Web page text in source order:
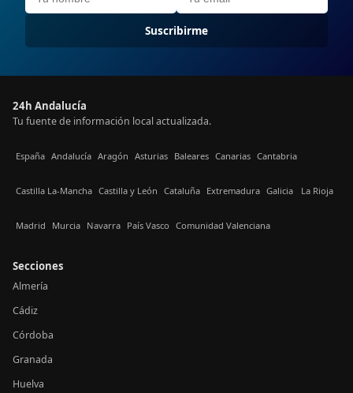
Suscribirme
24h Andalucía
Tu fuente de información local actualizada.
España Andalucía Aragón Asturias Baleares Canarias Cantabria
Castilla La-Mancha Castilla y León Cataluña Extremadura Galicia La Rioja
Madrid Murcia Navarra País Vasco Comunidad Valenciana
Secciones
Almería
Cádiz
Córdoba
Granada
Huelva